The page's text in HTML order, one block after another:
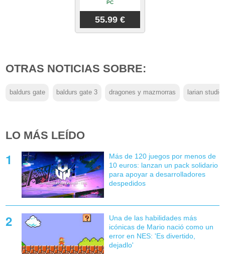
PC
55.99 €
OTRAS NOTICIAS SOBRE:
baldurs gate baldurs gate 3 dragones y mazmorras larian
LO MÁS LEÍDO
Más de 120 juegos por menos de
10 euros: lanzan un pack solidario
para apoyar a desarrolladores
despedidos
Una de las habilidades más
icónicas de Mario nació como un
error en NES: 'Es divertido,
dejadlo'